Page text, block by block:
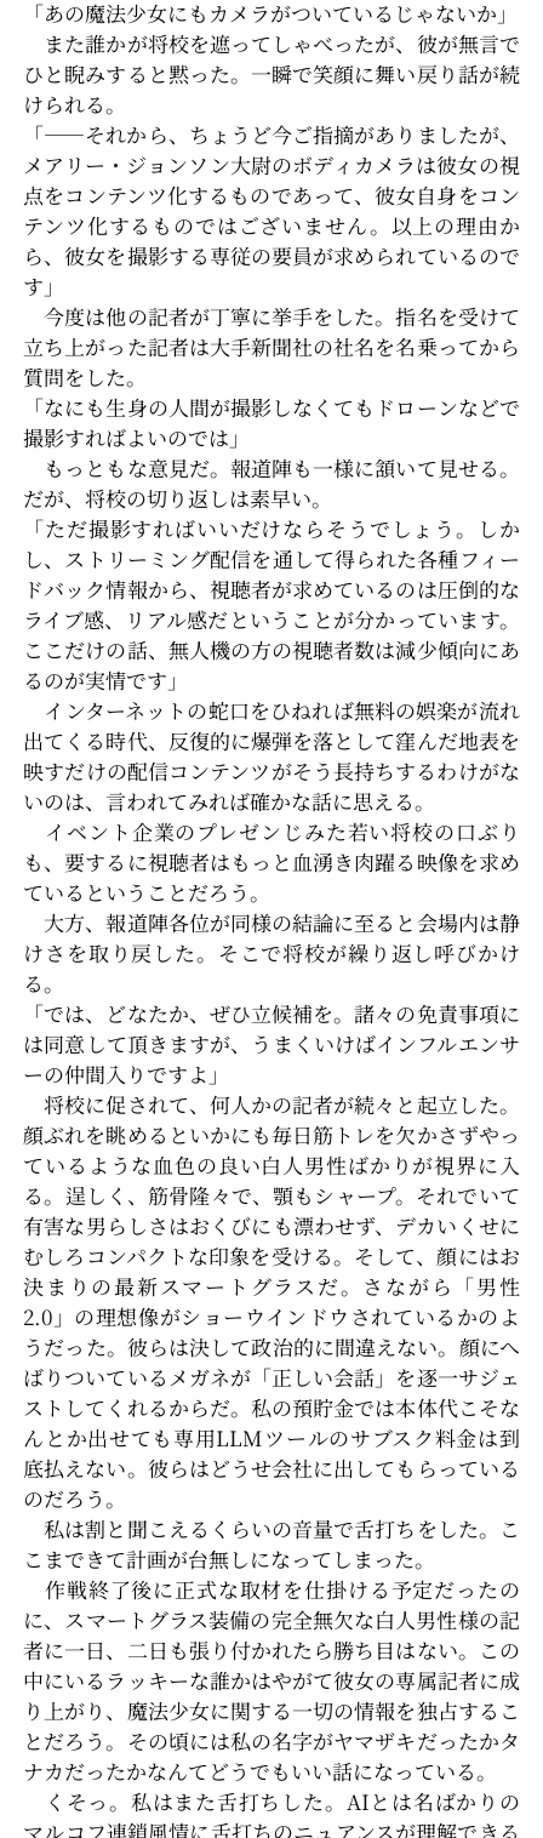
「あの魔法少女にもカメラがついているじゃないか」
また誰かが将校を遮ってしゃべったが、彼が無言で
ひと睨みすると黙った。一瞬で笑顔に舞い戻り話が続
けられる。
「――それから、ちょうど今ご指摘がありましたが、
メアリー・ジョンソン大尉のボディカメラは彼女の視
点をコンテンツ化するものであって、彼女自身をコン
テンツ化するものではございません。以上の理由か
ら、彼女を撮影する専従の要員が求められているので
す」
今度は他の記者が丁寧に挙手をした。指名を受けて
立ち上がった記者は大手新聞社の社名を名乗ってから
質問をした。
「なにも生身の人間が撮影しなくてもドローンなどで
撮影すればよいのでは」
もっともな意見だ。報道陣も一様に頷いて見せる。
だが、将校の切り返しは素早い。
「ただ撮影すればいいだけならそうでしょう。しか
し、ストリーミング配信を通して得られた各種フィー
ドバック情報から、視聴者が求めているのは圧倒的な
ライブ感、リアル感だということが分かっています。
ここだけの話、無人機の方の視聴者数は減少傾向にあ
るのが実情です」
インターネットの蛇口をひねれば無料の娯楽が流れ
出てくる時代、反復的に爆弾を落として窪んだ地表を
映すだけの配信コンテンツがそう長持ちするわけがな
いのは、言われてみれば確かな話に思える。
イベント企業のプレゼンじみた若い将校の口ぶり
も、要するに視聴者はもっと血湧き肉躍る映像を求め
ているということだろう。
大方、報道陣各位が同様の結論に至ると会場内は静
けさを取り戻した。そこで将校が繰り返し呼びかけ
る。
「では、どなたか、ぜひ立候補を。諸々の免責事項に
は同意して頂きますが、うまくいけばインフルエンサ
ーの仲間入りですよ」
将校に促されて、何人かの記者が続々と起立した。
顔ぶれを眺めるといかにも毎日筋トレを欠かさずやっ
ているような血色の良い白人男性ばかりが視界に入
る。逞しく、筋骨隆々で、顎もシャープ。それでいて
有害な男らしさはおくびにも漂わせず、デカいくせに
むしろコンパクトな印象を受ける。そして、顔にはお
決まりの最新スマートグラスだ。さながら「男性
2.0」の理想像がショーウインドウされているかのよ
うだった。彼らは決して政治的に間違えない。顔にへ
ばりついているメガネが「正しい会話」を逐一サジェ
ストしてくれるからだ。私の預貯金では本体代こそな
んとか出せても専用LLMツールのサブスク料金は到
底払えない。彼らはどうせ会社に出してもらっている
のだろう。
私は割と聞こえるくらいの音量で舌打ちをした。こ
こまできて計画が台無しになってしまった。
作戦終了後に正式な取材を仕掛ける予定だったの
に、スマートグラス装備の完全無欠な白人男性様の記
者に一日、二日も張り付かれたら勝ち目はない。この
中にいるラッキーな誰かはやがて彼女の専属記者に成
り上がり、魔法少女に関する一切の情報を独占するこ
とだろう。その頃には私の名字がヤマザキだったかタ
ナカだったかなんてどうでもいい話になっている。
くそっ。私はまた舌打ちした。AIとは名ばかりの
マルコフ連鎖風情に舌打ちのニュアンスが理解できる